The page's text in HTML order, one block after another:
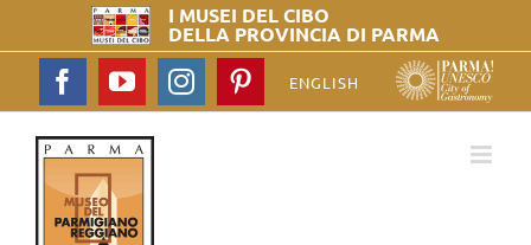
I MUSEI DELCIBO
DELLA PROVINCIA DI PARMA
ENGLISH
FacebookYouTubeInstagramPinterest